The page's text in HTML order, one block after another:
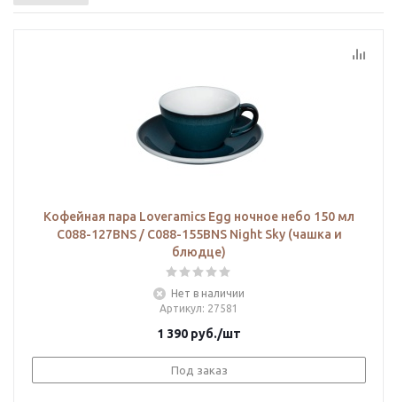
Кофейная пара Loveramics Egg ночное небо 150 мл
С088-127BNS / С088-155BNS Night Sky (чашка и
блюдце)
Нет в наличии
Артикул: 27581
1 390 руб./шт
Под заказ